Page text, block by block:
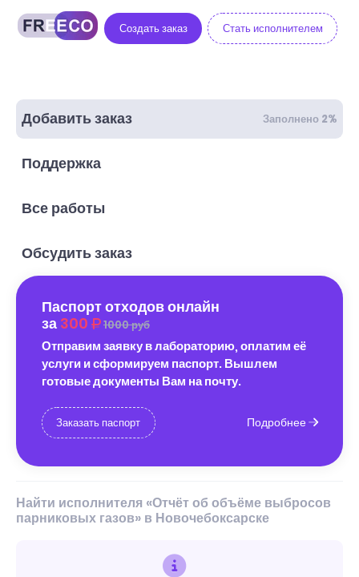
Создать заказ Стать исполнителем
Добавить заказ Заполнено 2%
Поддержка
Все работы
Обсудить заказ
Паспорт отходов онлайн
за 300 1000 руб
Отправим заявку в лабораторию, оплатим её
услуги и сформируем паспорт. Вышлем
готовые документы Вам на почту.
Заказать паспорт Подробнее
Найти исполнителя «Отчёт об объёме выбросов
парниковых газов» в Новочебоксарске